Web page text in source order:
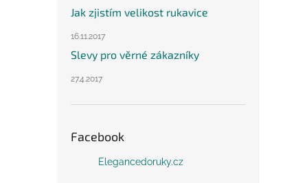
Jak zjistím velikost rukavice
16.11.2017
Slevy pro věrné zákazníky
27.4.2017
Facebook
Elegancedoruky.cz